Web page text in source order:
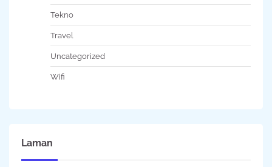
Tekno
Travel
Uncategorized
Wifi
Laman